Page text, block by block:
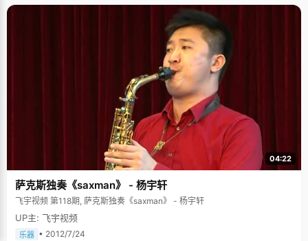
04:22
萨克斯独奏《saxman》 - 杨宇轩
飞宇视频 第118期, 萨克斯独奏《saxman》 - 杨宇轩
UP主: 飞宇视频
乐器 • 2012/7/24